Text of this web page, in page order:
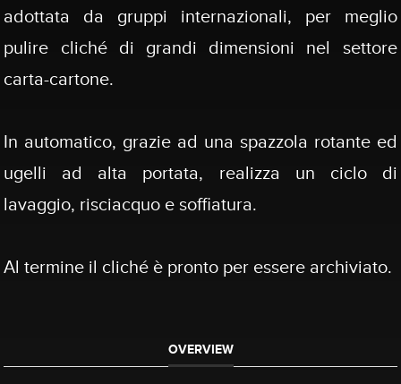
adottata da gruppi internazionali, per meglio
pulire cliché di grandi dimensioni nel settore
carta-cartone.
In automatico, grazie ad una spazzola rotante ed
ugelli ad alta portata, realizza un ciclo di
lavaggio, risciacquo e soffiatura.
Al termine il cliché è pronto per essere archiviato.
OVERVIEW